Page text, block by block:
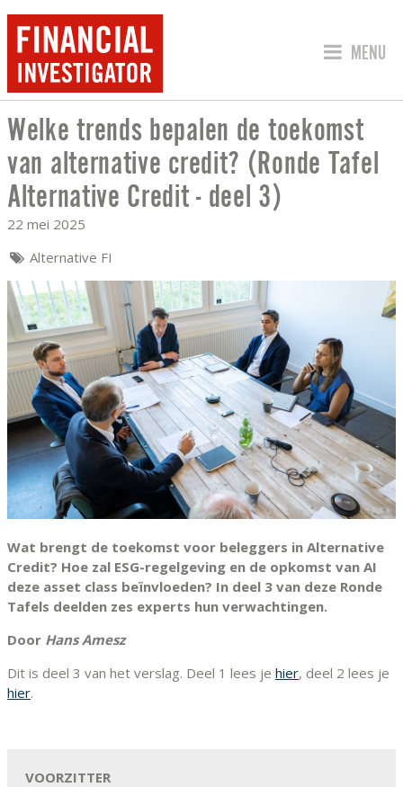
SPRING
MENU
WELKE TRENDS BEPALEN DE
Welke trends bepalen de toekomst
van alternative credit? (Ronde Tafel
Alternative Credit - deel 3)
22 mei 2025
Alternative FI
Wat brengt de toekomst voor beleggers in Alternative
Credit? Hoe zal ESG-regelgeving en de opkomst van AI
deze asset class beïnvloeden? In deel 3 van deze Ronde
Tafels deelden zes experts hun verwachtingen.
Door Hans Amesz
Dit is deel 3 van het verslag. Deel 1 lees je hier, deel 2 lees je
hier.
VOORZITTER